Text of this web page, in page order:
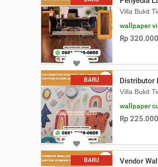
Villa Bukit
wallpaper
Rp 320.000
BARU Distributor
Villa Bukit
wallpaper
Rp 225.000
BARU Vendor